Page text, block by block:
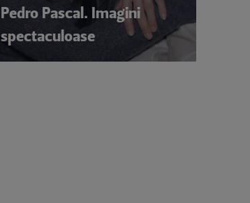
Pedro Pascal. Imagini
spectaculoase